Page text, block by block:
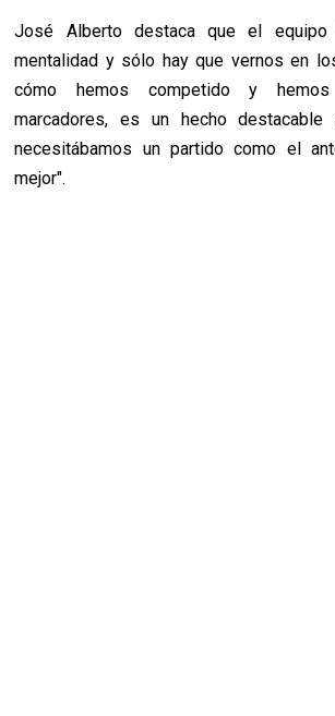
José Alberto destaca que el equipo
mentalidad y sólo hay que vernos en
cómo hemos competido y
marcadores, es un hecho
necesitábamos un partido como el
mejor".